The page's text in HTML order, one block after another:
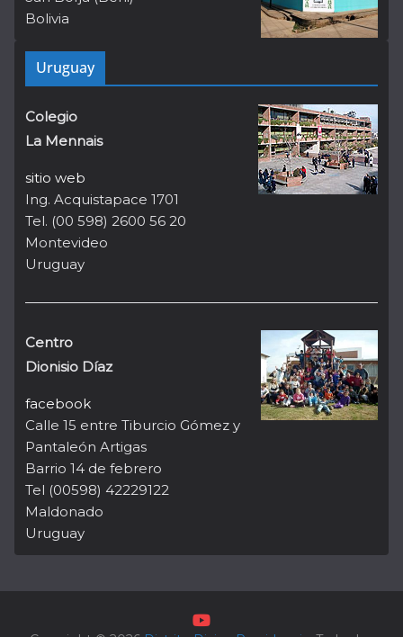
Bolivia
Uruguay
Colegio
La Mennais
sitio web
Ing. Acquistapace 1701
Tel. (00 598) 2600 56 20
Montevideo
Uruguay
Centro
Dionisio Díaz
facebook
Calle 15 entre Tiburcio Gómez y
Pantaleón Artigas
Barrio 14 de febrero
Tel (00598) 42229122
Maldonado
Uruguay